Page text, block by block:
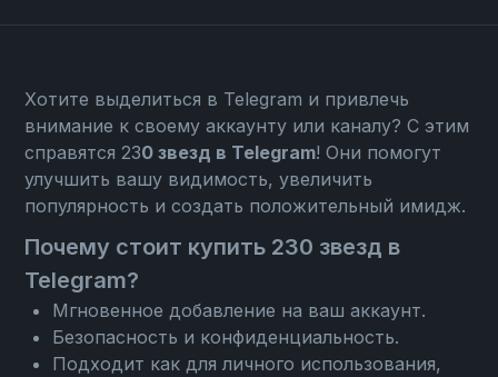
Хотите выделиться в Telegram и привлечь
внимание к своему аккаунту или каналу? С этим
справятся 230 звезд в Telegram! Они помогут
улучшить вашу видимость, увеличить
популярность и создать положительный имидж.
Почему стоит купить 230 звезд в
Telegram?
Мгновенное добавление на ваш аккаунт.
Безопасность и конфиденциальность.
Подходит как для личного использования,